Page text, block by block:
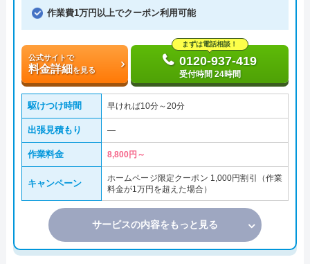
作業費1万円以上でクーポン利用可能
公式サイトで
料金詳細を見る
まずは電話相談！
0120-937-419
受付時間 24時間
駆けつけ時間 早ければ10分～20分
出張見積もり ―
作業料金 8,800円～
キャンペーン
ホームページ限定クーポン 1,000円割引（作業
料金が1万円を超えた場合）
サービスの内容をもっと見る